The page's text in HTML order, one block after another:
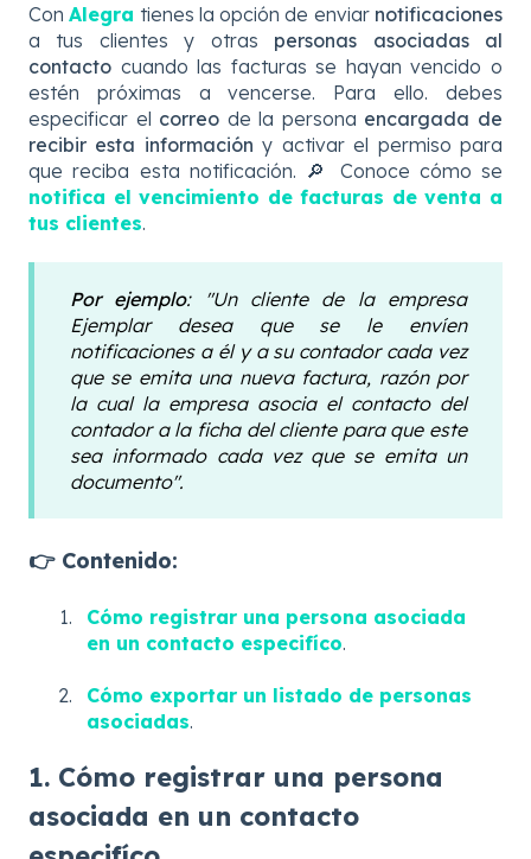
ConAlegra tienes la opción de enviar notificaciones
a tus clientes y otras personas asociadas al
contacto cuando las facturas se hayan vencido o
estén próximas a vencerse. Para ello. debes
especificar el correo de la persona encargada de
recibir esta informacióny activar el permiso para
que reciba esta notificación. 🔎 Conoce cómo se
notifica el vencimiento de facturas de venta a
tus clientes.
Por ejemplo:
"Un cliente de la empresa
Ejemplar desea que se le envíen
notificaciones a él y a su contador cada vez
que se emita una nueva factura, razón por
la cual la empresa asocia el contacto del
contador a la ficha del cliente para que este
sea informado cada vez que se emita un
documento".
👉 Contenido:
Cómo registrar una persona asociada
en un contacto especifíco.
Cómo exportar un listado de personas
asociadas.
1. Cómo registrar una persona
asociada en un contacto